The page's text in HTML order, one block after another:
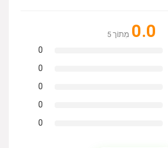
0.0 מִתוֹך 5
0
0
0
0
0